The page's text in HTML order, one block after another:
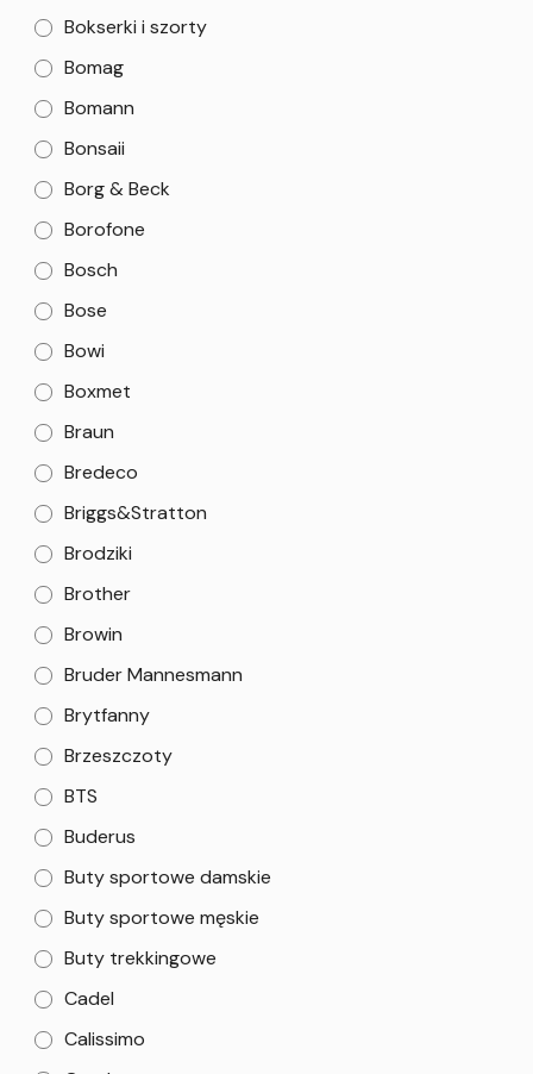
Bokserki i szorty
Bomag
Bomann
Bonsaii
Borg & Beck
Borofone
Bosch
Bose
Bowi
Boxmet
Braun
Bredeco
Briggs&Stratton
Brodziki
Brother
Browin
Bruder Mannesmann
Brytfanny
Brzeszczoty
BTS
Buderus
Buty sportowe damskie
Buty sportowe męskie
Buty trekkingowe
Cadel
Calissimo